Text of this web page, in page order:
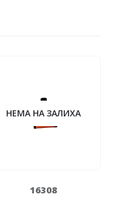
НЕМА НА ЗАЛИХА
16308